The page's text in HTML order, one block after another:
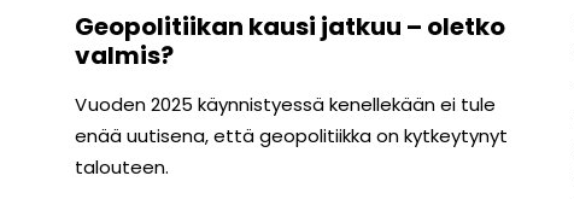
Geopolitiikan kausi jatkuu – oletko
valmis?
V uoden 2025 käynnistyessä kenellekään ei tule
enää uutisena, että geopolitiikka on kytkeytynyt
talouteen.